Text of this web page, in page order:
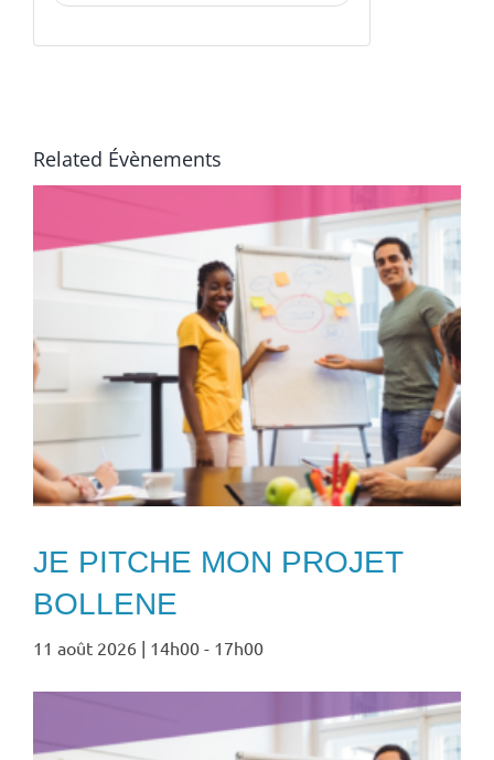
Related Évènements
JE PITCHE MON PROJET
BOLLENE
11 août 2026 | 14h00 - 17h00